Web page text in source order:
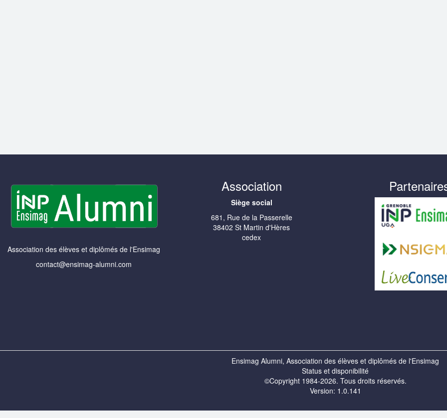
Association des élèves et diplômés de l'Ensimag
contact@ensimag-alumni.com
Association
Siège social
681, Rue de la Passerelle
38402 St Martin d'Hères
cedex
Ensimag Alumni, Association des élèves et diplômés de l'Ensimag
Status et disponibilité
©Copyright 1984-2026. Tous droits réservés.
Version: 1.0.141